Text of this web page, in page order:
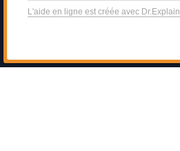
L'aide en ligne est créée avec Dr.Explain